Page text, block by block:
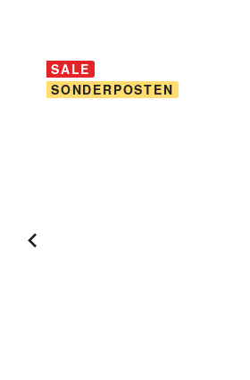
Bildergalerie überspringen
SALE
SONDERPOSTEN